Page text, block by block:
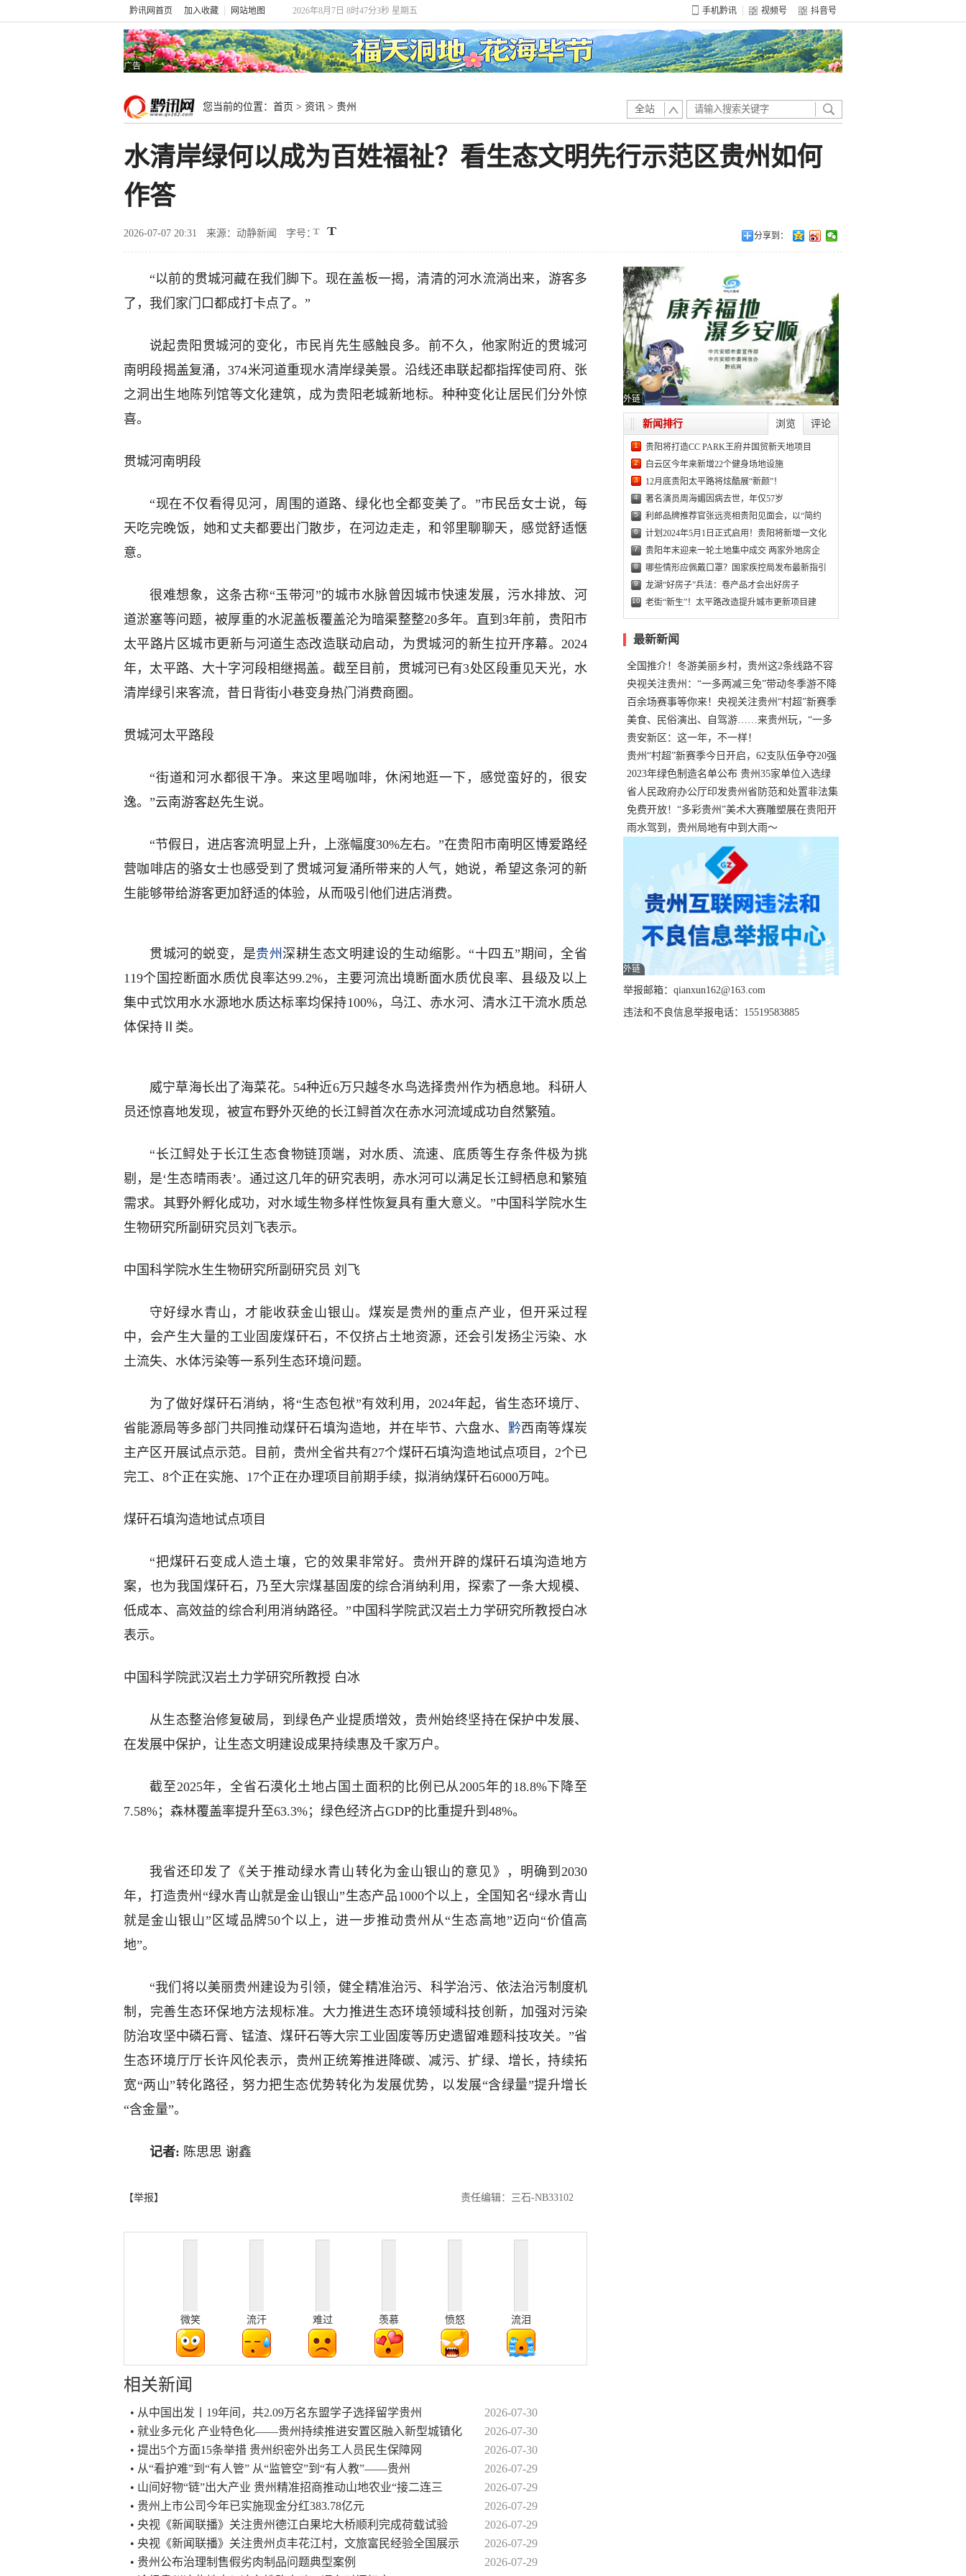
黔讯网首页 加入收藏 网站地图 2026年8月7日 8时47分4秒 星期五 手机黔讯 视频号 抖音号
广告
您当前的位置： 首页 > 资讯 > 贵州 全站
水清岸绿何以成为百姓福祉？看生态文明先行示范区贵州如何
作答
2026-07-07 20:31 来源：动静新闻 字号： 分享到：
“以前的贯城河藏在我们脚下。现在盖板一揭，清清的河水流淌出来，游客多
了，我们家门口都成打卡点了。”
说起贵阳贯城河的变化，市民肖先生感触良多。前不久，他家附近的贯城河
南明段揭盖复涌，374米河道重现水清岸绿美景。沿线还串联起都指挥使司府、张
之洞出生地陈列馆等文化建筑，成为贵阳老城新地标。种种变化让居民们分外惊
喜。
贯城河南明段
“现在不仅看得见河，周围的道路、绿化也全都变美了。”市民岳女士说，每
天吃完晚饭，她和丈夫都要出门散步，在河边走走，和邻里聊聊天，感觉舒适惬
意。
很难想象，这条古称“玉带河”的城市水脉曾因城市快速发展，污水排放、河
道淤塞等问题，被厚重的水泥盖板覆盖沦为暗渠整整20多年。直到3年前，贵阳市
太平路片区城市更新与河道生态改造联动启动，为贯城河的新生拉开序幕。2024
年，太平路、大十字河段相继揭盖。截至目前，贯城河已有3处区段重见天光，水
清岸绿引来客流，昔日背街小巷变身热门消费商圈。
贯城河太平路段
“街道和河水都很干净。来这里喝咖啡，休闲地逛一下，感觉蛮好的，很安
逸。”云南游客赵先生说。
“节假日，进店客流明显上升，上涨幅度30%左右。”在贵阳市南明区博爱路经
营咖啡店的骆女士也感受到了贯城河复涌所带来的人气，她说，希望这条河的新
生能够带给游客更加舒适的体验，从而吸引他们进店消费。
贯城河的蜕变，是贵州 深耕生态文明建设的生动缩影。“十四五”期间，全省
119个国控断面水质优良率达99.2%，主要河流出境断面水质优良率、县级及以上
集中式饮用水水源地水质达标率均保持100%，乌江、赤水河、清水江干流水质总
体保持Ⅱ类。
威宁草海长出了海菜花。54种近6万只越冬水鸟选择贵州作为栖息地。科研人
员还惊喜地发现，被宣布野外灭绝的长江鲟首次在赤水河流域成功自然繁殖。
“长江鲟处于长江生态食物链顶端，对水质、流速、底质等生存条件极为挑
剔，是‘生态晴雨表’。通过这几年的研究表明，赤水河可以满足长江鲟栖息和繁殖
需求。其野外孵化成功，对水域生物多样性恢复具有重大意义。”中国科学院水生
生物研究所副研究员刘飞表示。
中国科学院水生生物研究所副研究员 刘飞
守好绿水青山，才能收获金山银山。煤炭是贵州的重点产业，但开采过程
中，会产生大量的工业固废煤矸石，不仅挤占土地资源，还会引发扬尘污染、水
土流失、水体污染等一系列生态环境问题。
为了做好煤矸石消纳，将“生态包袱”有效利用，2024年起，省生态环境厅、
省能源局等多部门共同推动煤矸石填沟造地，并在毕节、六盘水、 黔西南等煤炭
主产区开展试点示范。目前，贵州全省共有27个煤矸石填沟造地试点项目，2个已
完工、8个正在实施、17个正在办理项目前期手续，拟消纳煤矸石6000万吨。
煤矸石填沟造地试点项目
“把煤矸石变成人造土壤，它的效果非常好。贵州开辟的煤矸石填沟造地方
案，也为我国煤矸石，乃至大宗煤基固废的综合消纳利用，探索了一条大规模、
低成本、高效益的综合利用消纳路径。”中国科学院武汉岩土力学研究所教授白冰
表示。
中国科学院武汉岩土力学研究所教授 白冰
从生态整治修复破局，到绿色产业提质增效，贵州始终坚持在保护中发展、
在发展中保护，让生态文明建设成果持续惠及千家万户。
截至2025年，全省石漠化土地占国土面积的比例已从2005年的18.8%下降至
7.58%；森林覆盖率提升至63.3%；绿色经济占GDP的比重提升到48%。
我省还印发了《关于推动绿水青山转化为金山银山的意见》，明确到2030
年，打造贵州“绿水青山就是金山银山”生态产品1000个以上，全国知名“绿水青山
就是金山银山”区域品牌50个以上，进一步推动贵州从“生态高地”迈向“价值高
地”。
“我们将以美丽贵州建设为引领，健全精准治污、科学治污、依法治污制度机
制，完善生态环保地方法规标准。大力推进生态环境领域科技创新，加强对污染
防治攻坚中磷石膏、锰渣、煤矸石等大宗工业固废等历史遗留难题科技攻关。”省
生态环境厅厅长许风伦表示，贵州正统筹推进降碳、减污、扩绿、增长，持续拓
宽“两山”转化路径，努力把生态优势转化为发展优势，以发展“含绿量”提升增长
“含金量”。
记者: 陈思思 谢鑫
【举报】 责任编辑：三石-NB33102
微笑 流汗 难过 羡慕 愤怒 流泪
相关新闻
• 从中国出发丨19年间，共2.09万名东盟学子选择留学贵州
2026-07-30
• 就业多元化 产业特色化——贵州持续推进安置区融入新型城镇化
2026-07-30
• 提出5个方面15条举措 贵州织密外出务工人员民生保障网
2026-07-30
• 从“看护难”到“有人管” 从“监管空”到“有人教”——贵州
2026-07-29
• 山间好物“链”出大产业 贵州精准招商推动山地农业“接二连三
2026-07-29
• 贵州上市公司今年已实施现金分红383.78亿元
2026-07-29
• 央视《新闻联播》关注贵州德江白果坨大桥顺利完成荷载试验
2026-07-29
• 央视《新闻联播》关注贵州贞丰花江村，文旅富民经验全国展示
2026-07-29
• 贵州公布治理制售假劣肉制品问题典型案例
2026-07-29
外链
浏览 评论
新闻排行
1 贵阳将打造CC PARK王府井国贸新天地项目
2 白云区今年来新增22个健身场地设施
3 12月底贵阳太平路将炫酷展“新颜”！
4 著名演员周海媚因病去世，年仅57岁
5 利郎品牌推荐官张远亮相贵阳见面会，以“简约
6 计划2024年5月1日正式启用！贵阳将新增一文化
7 贵阳年末迎来一轮土地集中成交 两家外地房企
8 哪些情形应佩戴口罩？国家疾控局发布最新指引
9 龙湖“好房子”兵法：卷产品才会出好房子
10 老街“新生”！太平路改造提升城市更新项目建
最新新闻
全国推介！冬游美丽乡村，贵州这2条线路不容
错过
央视关注贵州：“一多两减三免”带动冬季游不降
温
百余场赛事等你来！央视关注贵州“村超”新赛季
正式“打响”
美食、民俗演出、自驾游……来贵州玩，“一多
两减三免”！
贵安新区：这一年，不一样！
贵州“村超”新赛季今日开启，62支队伍争夺20强
名额
2023年绿色制造名单公布 贵州35家单位入选绿
色工厂
省人民政府办公厅印发贵州省防范和处置非法集
资工作实施细则
免费开放！“多彩贵州”美术大赛雕塑展在贵阳开
展，持续至1月19日
雨水驾到，贵州局地有中到大雨～
外链
举报邮箱：qianxun162@163.com
违法和不良信息举报电话：15519583885